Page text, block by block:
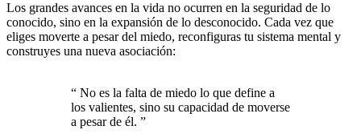
Los grandes avances en la vida no ocurren en la seguridad de lo
conocido, sino en la expansión de lo desconocido. Cada vez que
eliges moverte a pesar del miedo, reconfiguras tu sistema mental y
construyes una nueva asociación:
“ No es la falta de miedo lo que define a
los valientes, sino su capacidad de moverse
a pesar de él. ”